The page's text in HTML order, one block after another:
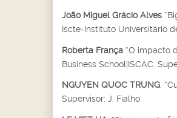
João Miguel Grácio Alves
Iscte-Instituto Universitário
Roberta França “O impacto
Business School|ISCAC.
NGUYEN QUOC TRUNG ,
Supervisor: J. Fialho